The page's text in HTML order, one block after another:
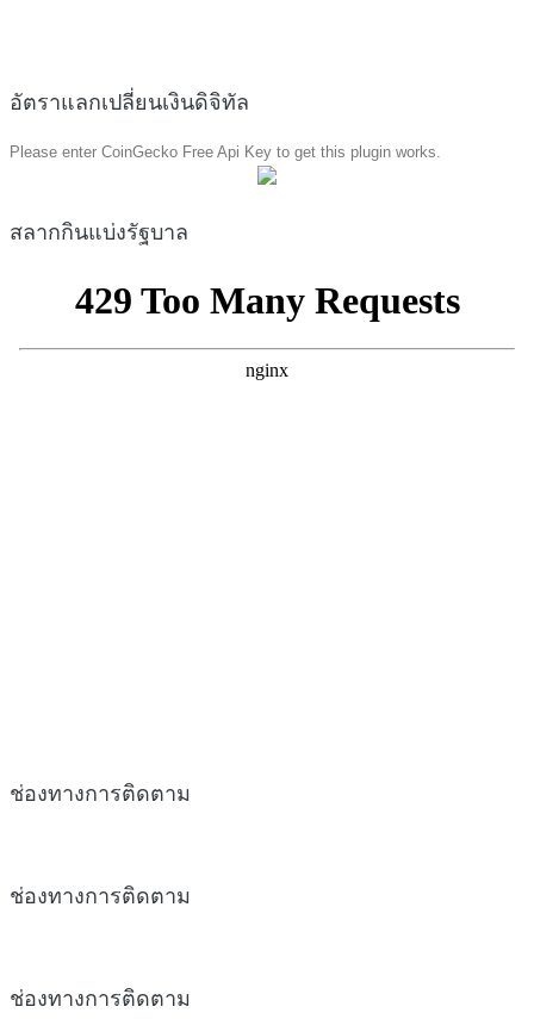
อัตราแลกเปลี่ยนเงินดิจิทัล
Please enter CoinGecko Free Api Key to get this plugin works.
สลากกินแบ่งรัฐบาล
ช่องทางการติดตาม
ช่องทางการติดตาม
ช่องทางการติดตาม